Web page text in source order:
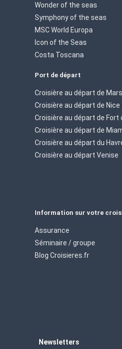
Wonder of the seas
Symphony of the seas
MSC World Europa
Icon of the Seas
Costa Toscana
Port de départ
Croisière au départ de
Croisière au départ de Nice
Croisière au départ de Fort
Croisière au départ de
Croisière au départ du
Croisière au départ Venise
Information sur votre
Assurance
Séminaire / groupe
Blog Croisieres.fr
Newsletters